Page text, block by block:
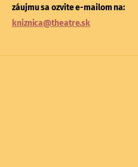
záujmu sa ozvite e-mailom na:
kniznica@theatre.sk